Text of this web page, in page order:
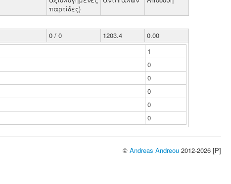
παρτίδες)
0 / 0 1203.4
0.00
1
0
0
0
0
0
© Andreas Andreou 2012-2026 [P]